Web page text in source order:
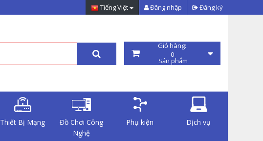
Tiếng Việt Đăng nhập Đăng ký
Giỏ hàng:
0
Sản phẩm
Thiết Bị Mạng
Đồ Chơi Công
Nghệ
Phụ kiện Dịch vụ